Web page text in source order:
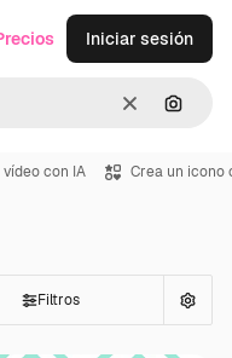
Borrar
Iniciar sesión
con IA Crea un icono
Filtros